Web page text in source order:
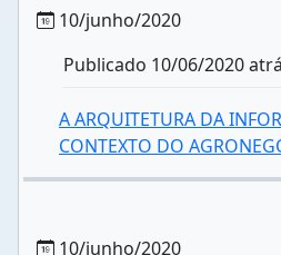
10/junho/2020
Publicado 10/06/2020
A ARQUITETURA DA
CONTEXTO DO
10/junho/2020